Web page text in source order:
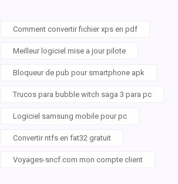
Comment convertir fichier xps en pdf
Meilleur logiciel mise a jour pilote
Bloqueur de pub pour smartphone apk
Trucos para bubble witch saga 3 para pc
Logiciel samsung mobile pour pc
Convertir ntfs en fat32 gratuit
Voyages-sncf.com mon compte client